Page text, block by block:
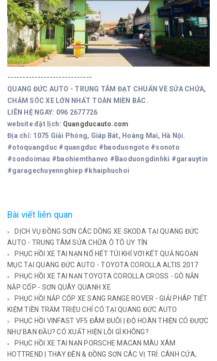
----------------------------
QUANG ĐỨC AUTO - TRUNG TÂM ĐẠT CHUẨN VỀ SỬA CHỮA,
CHĂM SÓC XE LỚN NHẤT TOÀN MIỀN BẮC.
LIÊN HỆ NGAY: 096 2677726
website đặt lịch: Quangducauto.com
Địa chỉ: 1075 Giải Phóng, Giáp Bát, Hoàng Mai, Hà Nội.
#otoquangduc #quangduc #baoduongoto #sonoto
#sondoimau #baohiemthanvo #Baoduongdinhki #garauytin
#garagechuyennghiep #khaiphuchoi
Bài viết liên quan
DỊCH VỤ ĐỒNG SƠN CÁC DÒNG XE SKODA TẠI QUANG ĐỨC
AUTO - TRUNG TÂM SỬA CHỮA Ô TÔ UY TÍN
PHỤC HỒI XE TAI NẠN NỔ HẾT TÚI KHÍ VỚI KẾT QUẢ NGOẠN
MỤC TẠI QUANG ĐỨC AUTO - TOYOTA COROLLA ALTIS 2017
PHỤC HỒI XE TAI NẠN TOYOTA COROLLA CROSS - GÒ NẮN
NẮP CỐP - SƠN QUÂY QUANH XE
PHỤC HỒI NẮP CỐP XE SANG RANGE ROVER - GIẢI PHÁP TIẾT
KIỆM TIỀN TRĂM TRIỆU CHỈ CÓ TẠI QUANG ĐỨC AUTO
PHỤC HỒI VINFAST VF5 ĐÂM ĐUÔI | ĐỘ HOÀN THIỆN CÓ ĐƯỢC
NHƯ BAN ĐẦU? CÓ XUẤT HIỆN LỖI GÌ KHÔNG?
PHỤC HỒI XE TAI NẠN PORSCHE MACAN MÀU XÁM
HOTTREND | THAY ĐÈN & ĐỒNG SƠN CÁC VỊ TRÍ: CÁNH CỬA,